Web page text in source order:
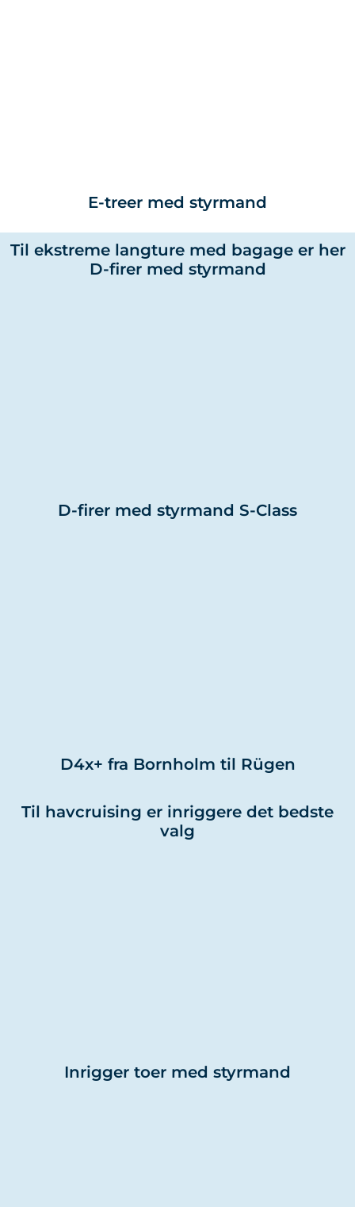
E-treer med styrmand
Til ekstreme langture med bagage er her
D-firer med styrmand
D-firer med styrmand S-Class
D4x+ fra Bornholm til Rügen
Til havcruising er inriggere det bedste
valg
Inrigger toer med styrmand